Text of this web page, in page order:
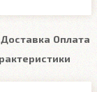
Доставка Оплата